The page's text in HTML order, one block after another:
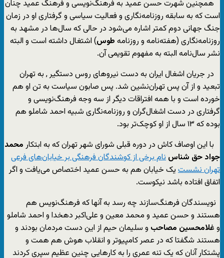
همچنین شهرت حسن عمید به فرهنگ‌نویسی و فرهنگ عمید چنان
است که به سابقه روزنامه‌نگاری و فعالیت سیاسی و گرفتاری او در زمان
جنگ جهانی دوم کمتر اشاره می‌شود در حالی که سال‌ها در مشهد به
روزنامه‌نگاری (‌هفته‌نامه و روزنامه طوس) اشتغال داشته است و البته
نشر سال‌نامه البته به مفهوم تقویمی آن.
در جریان اشغال ایران به دست نیروهای روس دستگیر , به تهران
تبعید و از آن پس تهران‌نشین شد. پس صابون سیاست به تن او هم
خورده است و با همه افتراقات دیگر از سه وجه فرهنگ‌نویسی و
گرفتاری در دست اشغال‌گران و روزنامه‌نگاری شبیه احمد شاملو هم
بوده که ۱۳ سال از او کوچک‌تر بود.
با این اوصاف کاش در دوره قبلی شورای شهر تهران که به ابتکار محمد
جواد حق شناس نام برخی از کوشندگان فرهنگی بر خیابان‌های فرعی
تهران نشست یک خیابان هم به حسن عمید اختصاص می‌یافت و اگر
اتفاق افتاده باشد نیکوست.
نویسندگان فرهنگ‌سازند چه رسد به آنها که فرهنگ‌نویس هم
هستند و حسن عمید و محمد معین و علی‌اکبر دهخدا و احمد شاملو
و غلامحسین مصاحب و سلیمان حیم از این دست مردمان بودند و
هستند شگفتا که در عصر کامپیوتر و انقلاب هوش هم همت و
پشتکار آنان که یک تنه عمری را به کارهایی چنین عظیم سپری کردند